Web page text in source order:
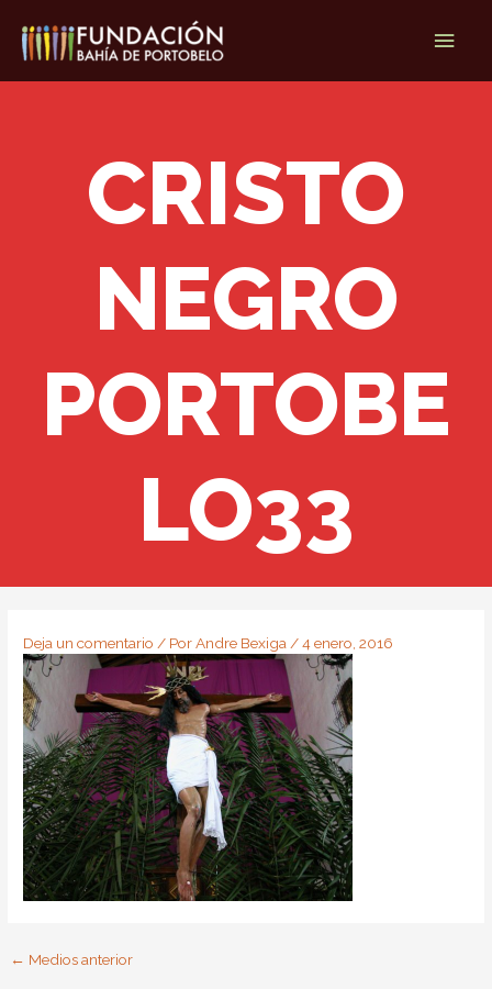
contenido
CRISTO
NEGRO
PORTOBE
LO33
Deja un comentario / PorAndre Bexiga /4 enero, 2016
← Medios anterior